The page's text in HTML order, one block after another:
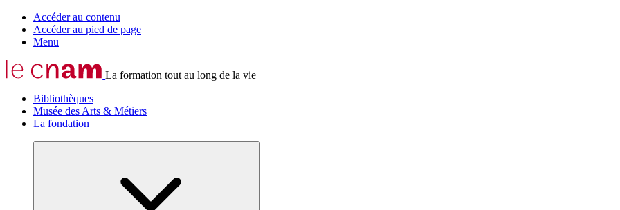
Accéder au contenu
Accéder au pied de page
Menu
La formation tout au long de la vie
Bibliothèques
Musée des Arts & Métiers
La fondation